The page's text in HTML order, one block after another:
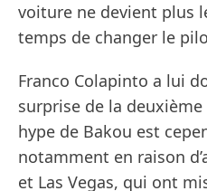
voiture ne devient plus
temps de changer le
Franco Colapinto a lui
surprise de la
hype de Bakou est
notamment en raison
et Las Vegas, qui ont